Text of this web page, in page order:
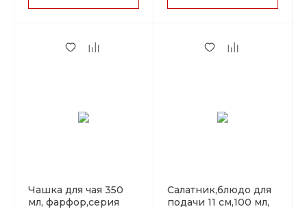
Чашка для чая 350
мл, фарфор,серия
Салатник,блюдо для
подачи 11 cм,100 мл,